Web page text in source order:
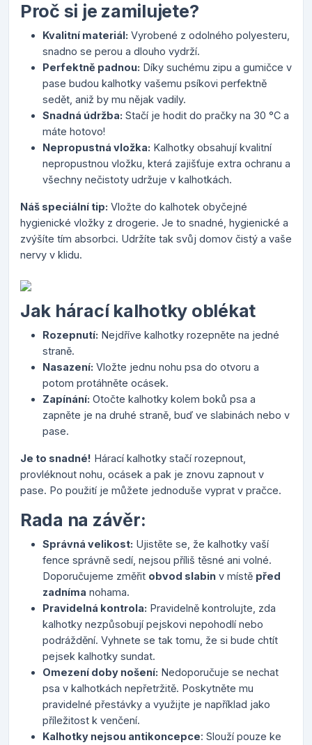
Proč si je zamilujete?
Kvalitní materiál: Vyrobené z odolného polyesteru,
snadno se perou a dlouho vydrží.
Perfektně padnou: Díky suchému zipu a gumičce v
pase budou kalhotky vašemu psíkovi perfektně
sedět, aniž by mu nějak vadily.
Snadná údržba: Stačí je hodit do pračky na 30 °C a
máte hotovo!
Nepropustná vložka: Kalhotky obsahují kvalitní
nepropustnou vložku, která zajišťuje extra ochranu a
všechny nečistoty udržuje v kalhotkách.
Náš speciální tip: Vložte do kalhotek obyčejné
hygienické vložky z drogerie. Je to snadné, hygienické a
zvýšíte tím absorbci. Udržíte tak svůj domov čistý a vaše
nervy v klidu.
Jak hárací kalhotky oblékat
Rozepnutí: Nejdříve kalhotky rozepněte na jedné
straně.
Nasazení: Vložte jednu nohu psa do otvoru a
potom protáhněte ocásek.
Zapínání: Otočte kalhotky kolem boků psa a
zapněte je na druhé straně, buď ve slabinách nebo v
pase.
Je to snadné! Hárací kalhotky stačí rozepnout,
provléknout nohu, ocásek a pak je znovu zapnout v
pase. Po použití je můžete jednoduše vyprat v pračce.
Rada na závěr:
Správná velikost: Ujistěte se, že kalhotky vaší
fence správně sedí, nejsou příliš těsné ani volné.
Doporučujeme změřit obvod slabin v místě před
zadníma nohama.
Pravidelná kontrola: Pravidelně kontrolujte, zda
kalhotky nezpůsobují pejskovi nepohodlí nebo
podráždění. Vyhnete se tak tomu, že si bude chtít
pejsek kalhotky sundat.
Omezení doby nošení: Nedoporučuje se nechat
psa v kalhotkách nepřetržitě. Poskytněte mu
pravidelné přestávky a využijte je například jako
příležitost k venčení.
Kalhotky nejsou antikoncepce: Slouží pouze ke